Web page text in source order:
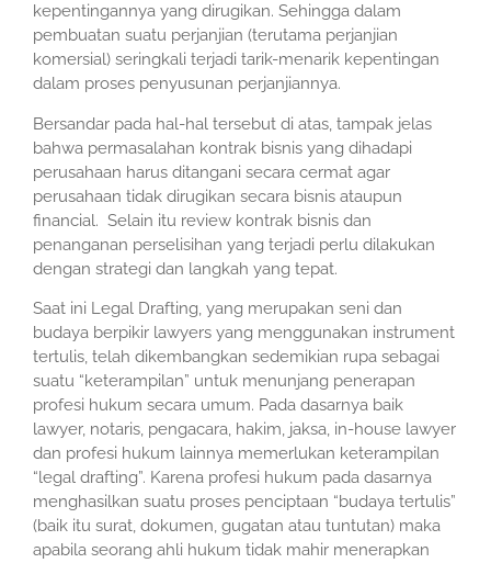
kepentingannya yang dirugikan. Sehingga dalam
pembuatan suatu perjanjian (terutama perjanjian
komersial) seringkali terjadi tarik-menarik kepentingan
dalam proses penyusunan perjanjiannya.
Bersandar pada hal-hal tersebut di atas, tampak jelas
bahwa permasalahan kontrak bisnis yang dihadapi
perusahaan harus ditangani secara cermat agar
perusahaan tidak dirugikan secara bisnis ataupun
financial. Selain itu review kontrak bisnis dan
penanganan perselisihan yang terjadi perlu dilakukan
dengan strategi dan langkah yang tepat.
Saat ini Legal Drafting, yang merupakan seni dan
budaya berpikir lawyers yang menggunakan instrument
tertulis, telah dikembangkan sedemikian rupa sebagai
suatu “keterampilan” untuk menunjang penerapan
profesi hukum secara umum. Pada dasarnya baik
lawyer, notaris, pengacara, hakim, jaksa, in-house lawyer
dan profesi hukum lainnya memerlukan keterampilan
“legal drafting”. Karena profesi hukum pada dasarnya
menghasilkan suatu proses penciptaan “budaya tertulis”
(baik itu surat, dokumen, gugatan atau tuntutan) maka
apabila seorang ahli hukum tidak mahir menerapkan